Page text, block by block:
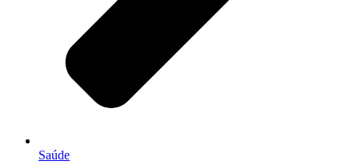
Saúde